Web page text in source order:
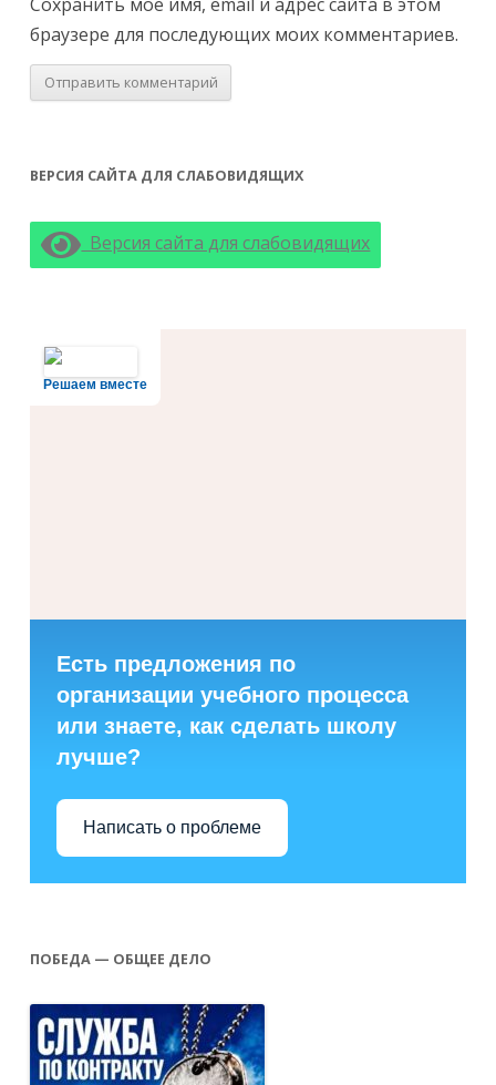
браузере для последующих моих комментариев.
ВЕРСИЯ САЙТА ДЛЯ СЛАБОВИДЯЩИХ
Версия сайта для слабовидящих
Решаем вместе
Есть предложения по
организации учебного процесса
или знаете, как сделать школу
лучше?
Написать о проблеме
ПОБЕДА — ОБЩЕЕ ДЕЛО